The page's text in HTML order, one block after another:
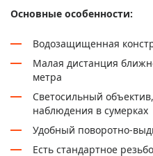
Основные особенности:
Водозащищенная
Малая дистанция
метра
Светосильный
наблюдения в сумерках
Удобный поворотно-
Есть стандартное